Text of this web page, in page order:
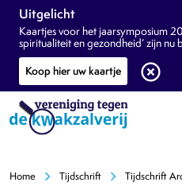
Uitgelicht
Kaartjes voor het jaarsymposium
spiritualiteit en gezondheid’ zijn nu
Koop hier uw kaartje
highlight_off
Home chevron_right Tijdschrift chevron_right Tijdschrift